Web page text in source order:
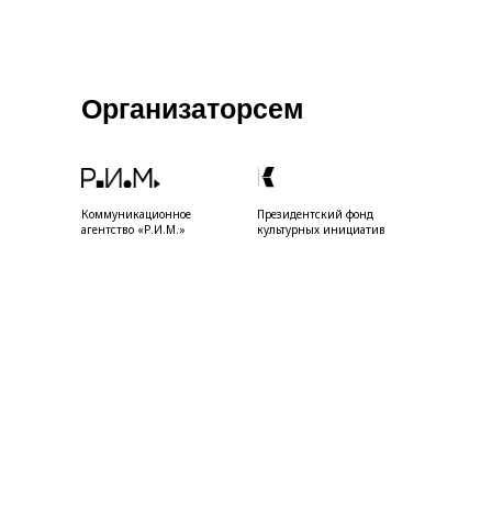
Организаторсем
Коммуникационное
агентство «Р.И.М.»
Президентский фонд
культурных инициатив